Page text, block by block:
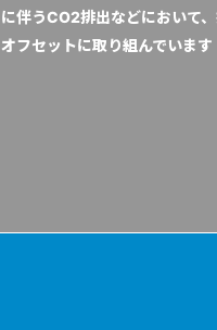
に伴うCO2排出などにおいて
オフセットに取り組んでいます